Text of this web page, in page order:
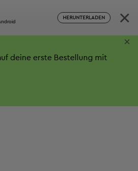
HERUNTERLADEN ×
deine erste Bestellung mit
×